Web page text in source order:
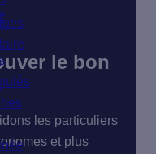
le bon
les particuliers
et plus